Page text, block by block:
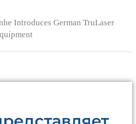
Introduces German TruLaser